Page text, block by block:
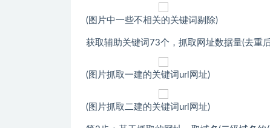
(图片中一些不相关的关键词剔除)
获取辅助关键词73个，抓取网址数据量(去重后
(图片抓取一建的关键词url网址)
(图片抓取二建的关键词url网址)